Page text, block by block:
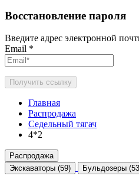
Восстановление пароля
Введите адрес электронной
Email *
Получить ссылку
Главная
Распродажа
Седельный тягач
4*2
Распродажа
Экскаваторы (59)
Бульдозеры